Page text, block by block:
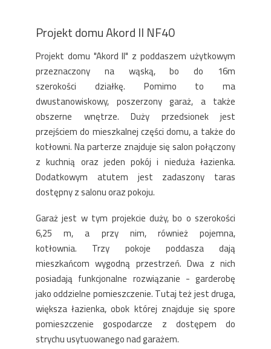
Projekt domu Akord II NF40
Projekt domu "Akord II" z poddaszem użytkowym
przeznaczony na wąską, bo do 16m
szerokości działkę. Pomimo to ma
dwustanowiskowy, poszerzony garaż, a także
obszerne wnętrze. Duży przedsionek jest
przejściem do mieszkalnej części domu, a także do
kotłowni. Na parterze znajduje się salon połączony
z kuchnią oraz jeden pokój i nieduża łazienka.
Dodatkowym atutem jest zadaszony taras
dostępny z salonu oraz pokoju.
Garaż jest w tym projekcie duży, bo o szerokości
6,25 m, a przy nim, również pojemna,
kotłownia. Trzy pokoje poddasza dają
mieszkańcom wygodną przestrzeń. Dwa z nich
posiadają funkcjonalne rozwiązanie - garderobę
jako oddzielne pomieszczenie. Tutaj też jest druga,
większa łazienka, obok której znajduje się spore
pomieszczenie gospodarcze z dostępem do
strychu usytuowanego nad garażem.